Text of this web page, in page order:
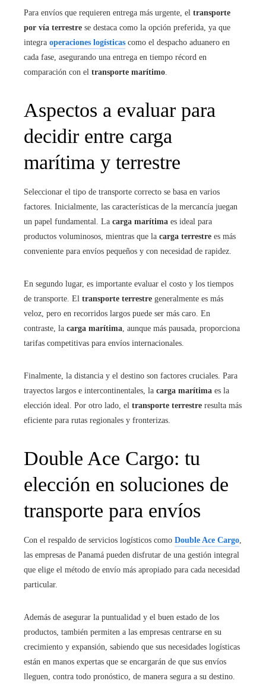
Para envíos que requieren entrega más urgente, el transporte
por vía terrestre se destaca como la opción preferida, ya que
integra operaciones logísticas como el despacho aduanero en
cada fase, asegurando una entrega en tiempo récord en
comparación con el transporte marítimo.
Aspectos a evaluar para
decidir entre carga
marítima y terrestre
Seleccionar el tipo de transporte correcto se basa en varios
factores. Inicialmente, las características de la mercancía juegan
un papel fundamental. La carga marítima es ideal para
productos voluminosos, mientras que la carga terrestre es más
conveniente para envíos pequeños y con necesidad de rapidez.
En segundo lugar, es importante evaluar el costo y los tiempos
de transporte. El transporte terrestre generalmente es más
veloz, pero en recorridos largos puede ser más caro. En
contraste, la carga marítima, aunque más pausada, proporciona
tarifas competitivas para envíos internacionales.
Finalmente, la distancia y el destino son factores cruciales. Para
trayectos largos e intercontinentales, la carga marítima es la
elección ideal. Por otro lado, el transporte terrestre resulta más
eficiente para rutas regionales y fronterizas.
Double Ace Cargo: tu
elección en soluciones de
transporte para envíos
Con el respaldo de servicios logísticos como Double Ace Cargo,
las empresas de Panamá pueden disfrutar de una gestión integral
que elige el método de envío más apropiado para cada necesidad
particular.
Además de asegurar la puntualidad y el buen estado de los
productos, también permiten a las empresas centrarse en su
crecimiento y expansión, sabiendo que sus necesidades logísticas
están en manos expertas que se encargarán de que sus envíos
lleguen, contra todo pronóstico, de manera segura a su destino.